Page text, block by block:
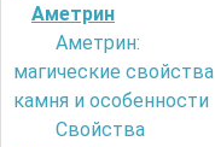
Аметрин
Аметрин:
магические свойства
камня и особенности
Свойства